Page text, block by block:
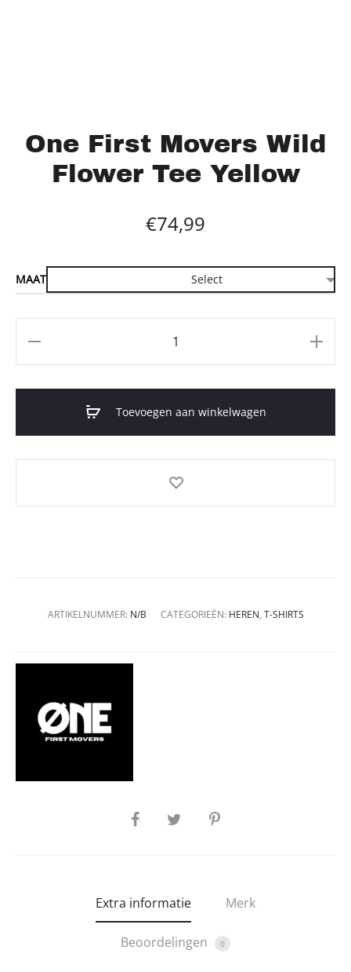
One First Movers Wild
Flower Tee Yellow
€74,99
MAAT
Toevoegen aan winkelwagen
ARTIKELNUMMER: N/B CATEGORIEËN: HEREN, T-SHIRTS
SHARE
Extra informatie Merk
Beoordelingen 0